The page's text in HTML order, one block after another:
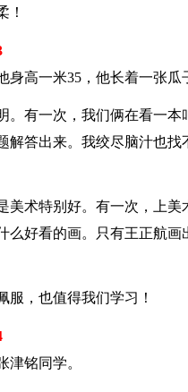
！
身高一米35，他长着一张瓜
。有一次，我们俩在看一
解答出来。我绞尽脑汁也
美术特别好。有一次，上
么好看的画。只有王正航
服，也值得我们学习！
津铭同学。